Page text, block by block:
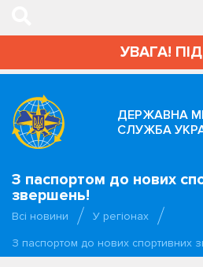
УВАГА! ПІД
ДЕРЖАВНА
СЛУЖБА
З паспортом до нових
звершень!
Всі новини
У регіонах
З паспортом до нових спортивних